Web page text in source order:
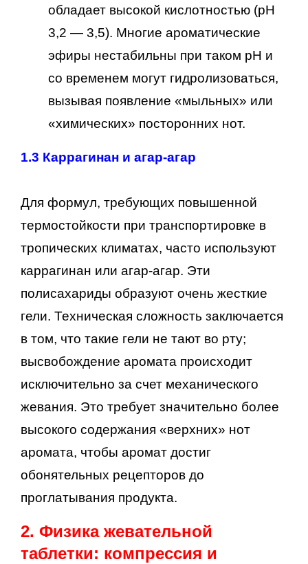
обладает высокой кислотностью (pH
3,2 — 3,5). Многие ароматические
эфиры нестабильны при таком pH и
со временем могут гидролизоваться,
вызывая появление «мыльных» или
«химических» посторонних нот.
1.3 Каррагинан и агар-агар
Для формул, требующих повышенной
термостойкости при транспортировке в
тропических климатах, часто используют
каррагинан или агар-агар. Эти
полисахариды образуют очень жесткие
гели. Техническая сложность заключается
в том, что такие гели не тают во рту;
высвобождение аромата происходит
исключительно за счет механического
жевания. Это требует значительно более
высокого содержания «верхних» нот
аромата, чтобы аромат достиг
обонятельных рецепторов до
проглатывания продукта.
2. Физика жевательной
таблетки: компрессия и